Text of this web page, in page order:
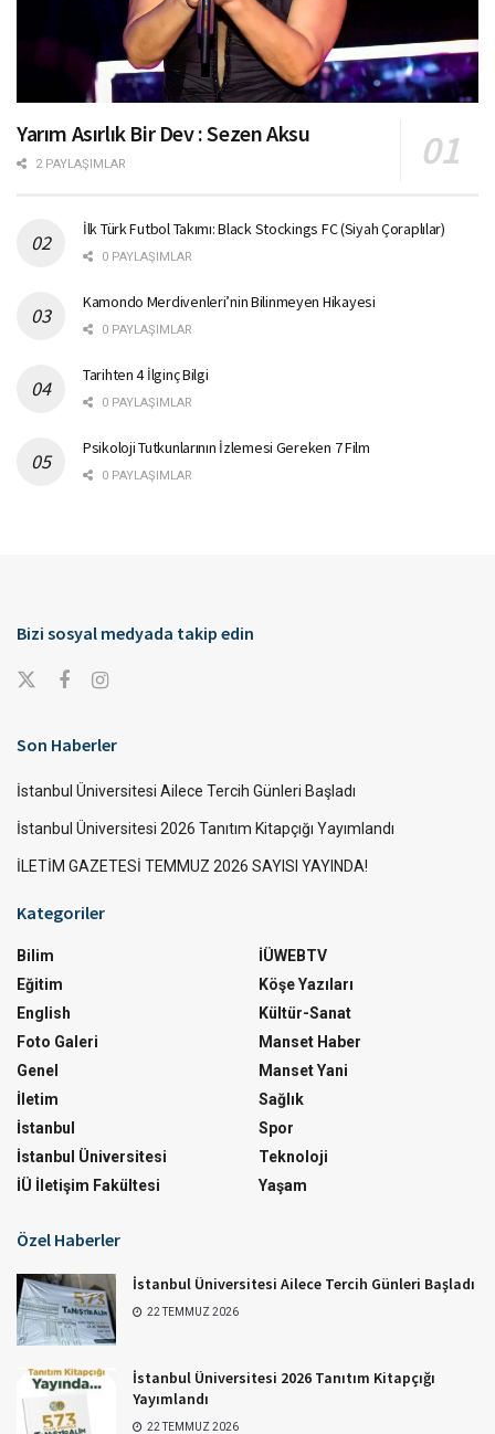
Yarım Asırlık Bir Dev : Sezen Aksu
2 PAYLAŞIMLAR
İlk Türk Futbol Takımı: Black Stockings FC (Siyah Çoraplılar)
0 PAYLAŞIMLAR
Kamondo Merdivenleri’nin Bilinmeyen Hikayesi
0 PAYLAŞIMLAR
Tarihten 4 İlginç Bilgi
0 PAYLAŞIMLAR
Psikoloji Tutkunlarının İzlemesi Gereken 7 Film
0 PAYLAŞIMLAR
Bizi sosyal medyada takip edin
Son Haberler
İstanbul Üniversitesi Ailece Tercih Günleri Başladı
İstanbul Üniversitesi 2026 Tanıtım Kitapçığı Yayımlandı
İLETİM GAZETESİ TEMMUZ 2026 SAYISI YAYINDA!
Kategoriler
Bilim
Eğitim
English
Foto Galeri
Genel
İletim
İstanbul
İstanbul Üniversitesi
İÜ İletişim Fakültesi
İÜWEBTV
Köşe Yazıları
Kültür-Sanat
Manset Haber
Manset Yani
Sağlık
Spor
Teknoloji
Yaşam
Özel Haberler
İstanbul Üniversitesi Ailece Tercih Günleri Başladı
22 TEMMUZ 2026
İstanbul Üniversitesi 2026 Tanıtım Kitapçığı
Yayımlandı
22 TEMMUZ 2026